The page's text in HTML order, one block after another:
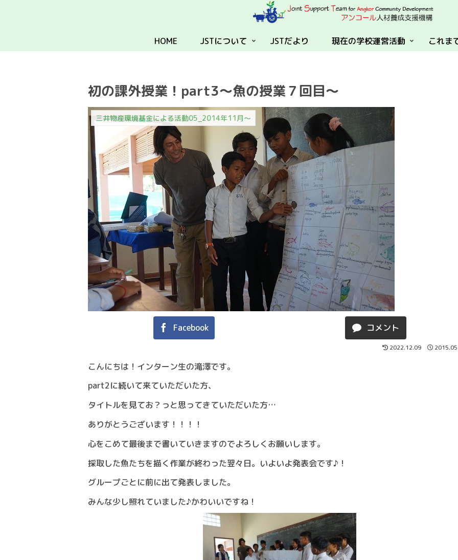
HOME JSTについて JSTだより 現在の学校運営活動 これま
初の課外授業！part3～魚の授業７回目～
三井物産環境基金による活動05_2014年11月～
Facebook コメント
2022.12.09
こんにちは！インターン生の滝澤です。
part2に続いて来ていただいた方、
タイトルを見てお？っと思ってきていただいた方…
ありがとうございます！！！！
心をこめて最後まで書いていきますのでよろしくお願いします。
採取した魚たちを描く作業が終わった翌々日。いよいよ発表会です♪！
グループごとに前に出て発表しました。
みんな少し照れていました♪かわいいですね！